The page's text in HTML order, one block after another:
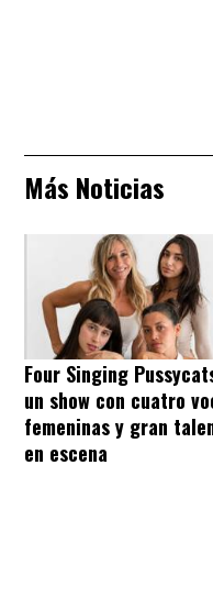
Más Noticias
Four Singing
un show con cuatro
femeninas y gran
en escena